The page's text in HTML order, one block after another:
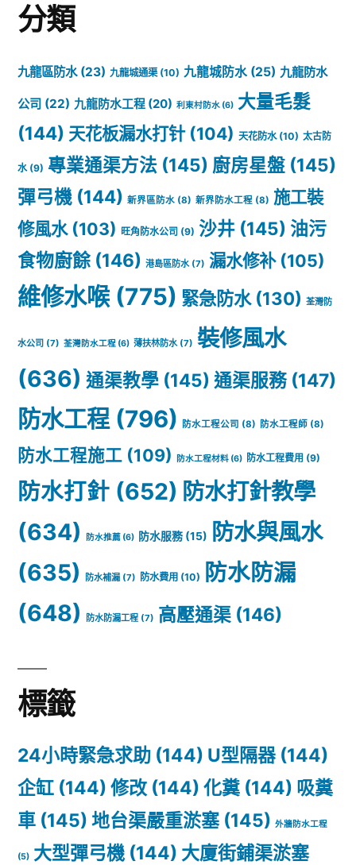
鄰
居
負
責，
更
為
己
負
責
分類
九龍區防水(23) 九龍城通渠(10) 九龍城防水 (25) 九龍防水
公司 (22) 九龍防水工程 (20) 利東村防水 (6) 大量毛髮
(144) 天花板漏水打针(104) 天花防水(10) 太古防
水(9) 專業通渠方法 (145) 廚房星盤 (145)
彈弓機 (144) 新界區防水 (8) 新界防水工程 (8) 施工裝
修風水(103) 旺角防水公司 (9) 沙井 (145) 油污
食物廚餘 (146) 港島區防水(7) 漏水修补(105)
維修水喉 (775) 緊急防水(130) 荃灣防
水公司 (7) 荃灣防水工程 (6) 薄扶林防水(7) 裝修風水
(636) 通渠教學 (145) 通渠服務(147)
防水工程 (796) 防水工程公司 (8) 防水工程師 (8)
防水工程施工 (109) 防水工程材料 (6) 防水工程費用 (9)
防水打針 (652) 防水打針教學
(634)
防水推薦 (6) 防水服務 (15)
防水與風水
(635)
防水補漏 (7) 防水費用 (10)
防水防漏
(648)
防水防漏工程 (7) 高壓通渠 (146)
標籤
24小時緊急求助 (144) U型隔器 (144)
企缸 (144) 修改 (144) 化糞 (144) 吸糞
車 (145) 地台渠嚴重淤塞(145) 外牆防水工程
(5) 大型彈弓機 (144) 大廈街鋪渠淤塞